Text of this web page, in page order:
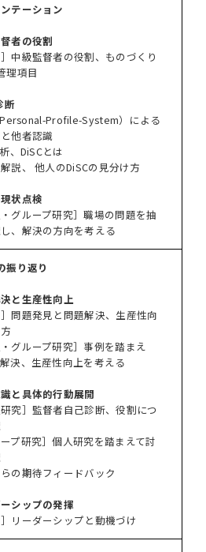
テーション
者の役割
］中級監督者の役割、ものづくり
理項目
断
Personal-Profile-System）による
他者認識
、DiSCとは
説、 他人のDiSCの見分け方
状点検
・グループ研究］職場の問題を抽
、解決の方向を考える
振り返り
と生産性向上
］問題発見と問題解決、生産性向
グループ研究］事例を踏まえ
決、生産性向上を考える
と具体的行動展開
研究］監督者自己診断、役割につ
ープ研究］個人研究を踏まえて討
らの期待フィードバック
シップの発揮
］リーダーシップと動機づけ